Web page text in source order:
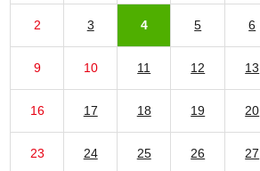
2 3 4 5 6
9 10 11 12 13
16 17 18 19 20
23 24 25 26 27